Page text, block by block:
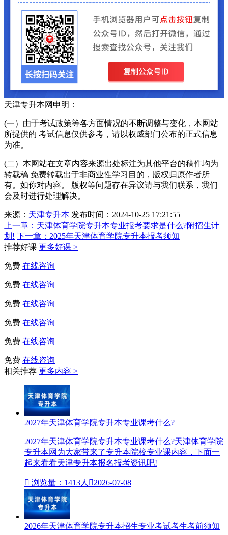
天津专升本网申明：
(一）由于考试政策等各方面情况的不断调整与变化，本网站
所提供的 考试信息仅供参考，请以权威部门公布的正式信息
为准。
(二）本网站在文章内容来源出处标注为其他平台的稿件均为
转载稿 免费转载出于非商业性学习目的，版权归原作者所
有。如你对内容。 版权等问题存在异议请与我们联系，我们
会及时进行处理解决。
来源： 天津专升本 发布时间：2024-10-25 17:21:55
上一章： 天津体育学院专升本专业报考要求是什么?附招生计
划! 下一章： 2025年天津体育学院专升本报考须知
推荐好课 更多好课 >
免费 在线咨询
免费 在线咨询
免费 在线咨询
免费 在线咨询
免费 在线咨询
免费 在线咨询
相关推荐 更多内容 >
2027年天津体育学院专升本专业课考什么?
2027年天津体育学院专升本专业课考什么?天津体育学院
专升本网为大家带来了专升本院校专业课内容，下面一
起来看看天津专升本报名报考资讯吧!
 浏览量：1413人 2026-07-08
2026年天津体育学院专升本招生专业考试考生考前须知